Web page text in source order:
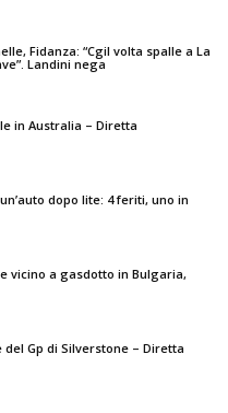
Fidanza: “Cgil volta spalle a La
Landini nega
in Australia – Diretta
dopo lite: 4 feriti, uno in
vicino a gasdotto in Bulgaria,
Gp di Silverstone – Diretta